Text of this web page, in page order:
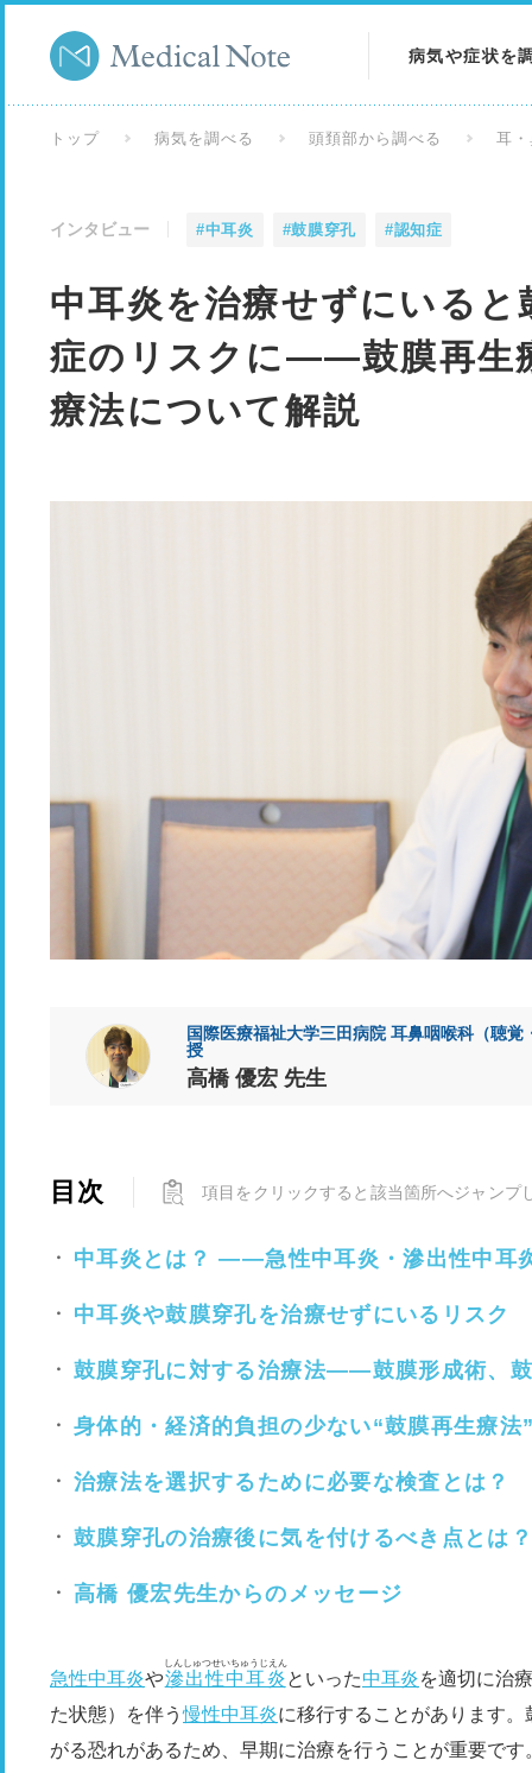
病気や症状を
検査を調べる
トップ 病気を調べる 頭頚部から調べる 耳
インタビュー #中耳炎 #鼓膜穿孔 #認知症
中耳炎を治療せずにいると
症のリスクに――鼓膜再生
療法について解説
国際医療福祉大学三田病院 耳鼻咽喉科（聴
授
高橋 優宏 先生
目次 項目をクリックすると該当箇所へジャンプ
中耳炎とは？ ――急性中耳炎・滲出性中耳
中耳炎や鼓膜穿孔を治療せずにいるリスク
鼓膜穿孔に対する治療法――鼓膜形成術、
身体的・経済的負担の少ない“鼓膜再生療法
治療法を選択するために必要な検査とは？
鼓膜穿孔の治療後に気を付けるべき点とは？
高橋 優宏先生からのメッセージ
急性中耳炎や滲出性中耳炎
しんしゅつせいちゅうじえん
といった中耳炎を適切に治
た状態）を伴う慢性中耳炎に移行することがあります。
がる恐れがあるため、早期に治療を行うことが重要で